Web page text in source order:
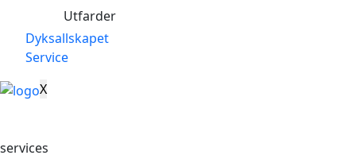
Utfarder
Dyksallskapet
Service
X
services